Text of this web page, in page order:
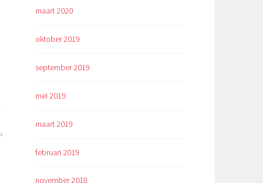
maart 2020
oktober 2019
september 2019
mei 2019
maart 2019
februari 2019
november 2018